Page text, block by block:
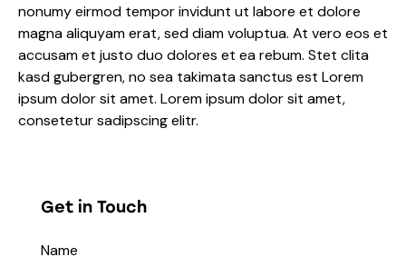
nonumy eirmod tempor invidunt ut labore et dolore
magna aliquyam erat, sed diam voluptua. At vero eos et
accusam et justo duo dolores et ea rebum. Stet clita
kasd gubergren, no sea takimata sanctus est Lorem
ipsum dolor sit amet. Lorem ipsum dolor sit amet,
consetetur sadipscing elitr.
Get in Touch